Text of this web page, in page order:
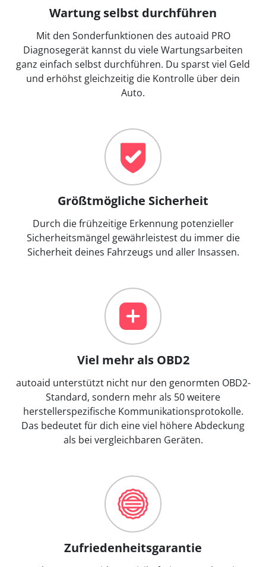
Wartung selbst durchführen
Mit den Sonderfunktionen des autoaid PRO
Diagnosegerät kannst du viele Wartungsarbeiten
ganz einfach selbst durchführen. Du sparst viel Geld
und erhöhst gleichzeitig die Kontrolle über dein
Auto.
Größtmögliche Sicherheit
Durch die frühzeitige Erkennung potenzieller
Sicherheitsmängel gewährleistest du immer die
Sicherheit deines Fahrzeugs und aller Insassen.
Viel mehr als OBD2
autoaid unterstützt nicht nur den genormten OBD2-
Standard, sondern mehr als 50 weitere
herstellerspezifische Kommunikationsprotokolle.
Das bedeutet für dich eine viel höhere Abdeckung
als bei vergleichbaren Geräten.
Zufriedenheitsgarantie